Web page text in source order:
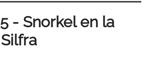
- Snorkel en la